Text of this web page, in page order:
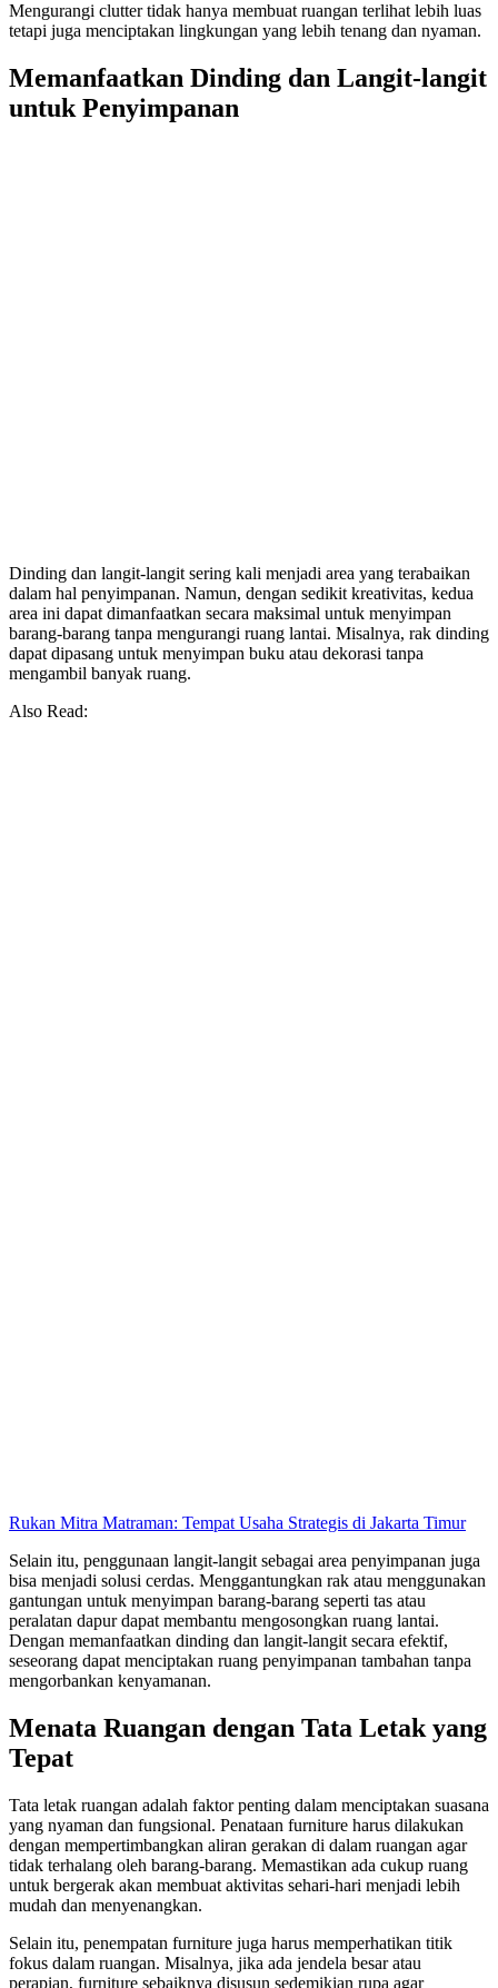
Mengurangi clutter tidak hanya membuat ruangan terlihat lebih luas
tetapi juga menciptakan lingkungan yang lebih tenang dan nyaman.
Memanfaatkan Dinding dan Langit-langit
untuk Penyimpanan
Dinding dan langit-langit sering kali menjadi area yang terabaikan
dalam hal penyimpanan. Namun, dengan sedikit kreativitas, kedua
area ini dapat dimanfaatkan secara maksimal untuk menyimpan
barang-barang tanpa mengurangi ruang lantai. Misalnya, rak dinding
dapat dipasang untuk menyimpan buku atau dekorasi tanpa
mengambil banyak ruang.
Also Read:
Rukan Mitra Matraman: Tempat Usaha Strategis di Jakarta Timur
Selain itu, penggunaan langit-langit sebagai area penyimpanan juga
bisa menjadi solusi cerdas. Menggantungkan rak atau menggunakan
gantungan untuk menyimpan barang-barang seperti tas atau
peralatan dapur dapat membantu mengosongkan ruang lantai.
Dengan memanfaatkan dinding dan langit-langit secara efektif,
seseorang dapat menciptakan ruang penyimpanan tambahan tanpa
mengorbankan kenyamanan.
Menata Ruangan dengan Tata Letak yang
Tepat
Tata letak ruangan adalah faktor penting dalam menciptakan suasana
yang nyaman dan fungsional. Penataan furniture harus dilakukan
dengan mempertimbangkan aliran gerakan di dalam ruangan agar
tidak terhalang oleh barang-barang. Memastikan ada cukup ruang
untuk bergerak akan membuat aktivitas sehari-hari menjadi lebih
mudah dan menyenangkan.
Selain itu, penempatan furniture juga harus memperhatikan titik
fokus dalam ruangan. Misalnya, jika ada jendela besar atau
perapian, furniture sebaiknya disusun sedemikian rupa agar